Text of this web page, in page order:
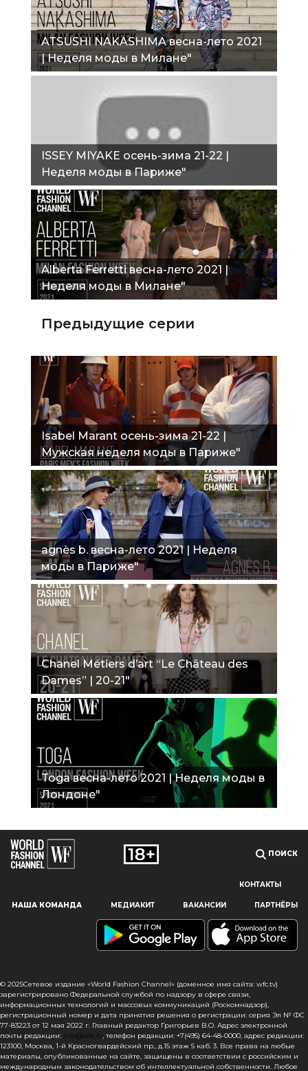
Наш сайт использует файлы cookie и похожие технологии,
пользователям, предоставляя персонализированную
информацию, запоминая предпочтения в области
сайта, вы подтверждаете свое согласие на использование
файлов cookie в соответствии с настоящим уведомлением
в отношении данного типа файлов. Если вы не согласны
с тем, чтобы мы использовали данный тип файлов,
то вы должны соответствующим образом установить
настройки вашего браузера или не использовать сайт wfc.tv
ATSUSHI NAKASHIMA весна-лето 2021
| Неделя моды в Милане"
ISSEY MIYAKE осень-зима 21-22 |
Неделя моды в Париже"
Alberta Ferretti весна-лето 2021 |
Неделя моды в Милане"
Предыдущие серии
Isabel Marant осень-зима 21-22 |
Мужская неделя моды в Париже"
agnès b. весна-лето 2021 | Неделя
моды в Париже"
Chanel Métiers d’art “Le Château des
Dames” | 20-21"
Toga весна-лето 2021 | Неделя моды в
Лондоне"
ПОИСК
КОНТАКТЫ
НАША КОМАНДА МЕДИАКИТ ВАКАНСИИ ПАРТНЁРЫ
© 2025Сетевое издание «World Fashion Channel» (доменное имя сайта: wfc.tv)
зарегистрировано Федеральной службой по надзору в сфере связи,
информационных технологий и массовых коммуникаций (Роскомнадзор),
регистрационный номер и дата принятия решения о регистрации: серия Эл № ФС
77-83223 от 12 мая 2022 г. Главный редактор Григорьев В.О. Адрес электронной
почты редакции: info@wfc.tv, телефон редакции: +7(495) 64-48-0000, адрес редакции:
123100, Москва, 1-й Красногвардейский пр., д.15 этаж 5 каб. 3. Все права на любые
материалы, опубликованные на сайте, защищены в соответствии с российским и
международным законодательством об интеллектуальной собственности. Любое